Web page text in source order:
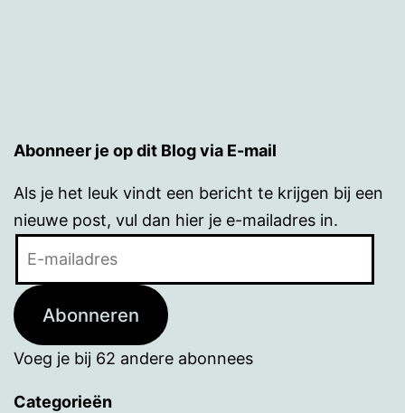
Abonneer je op dit Blog via E-mail
Als je het leuk vindt een bericht te krijgen bij een
nieuwe post, vul dan hier je e-mailadres in.
Abonneren
Voeg je bij 62 andere abonnees
Categorieën